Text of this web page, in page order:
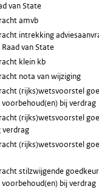
van State
amvb
intrekking
van State
klein kb
nota van wijziging
(rijks)wetsvoorstel
bij verdrag
(rijks)wetsvoorstel
verdrag
(rijks)wetsvoorstel
stilzwijgende
bij verdrag